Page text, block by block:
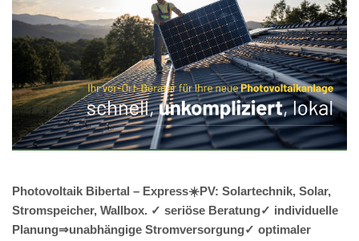
Photovoltaik Bibertal – Express☀️PV️: Solartechnik, Solar,
Stromspeicher, Wallbox. ✓ seriöse Beratung✓ individuelle
Planung⇒unabhängige Stromversorgung✓ optimaler